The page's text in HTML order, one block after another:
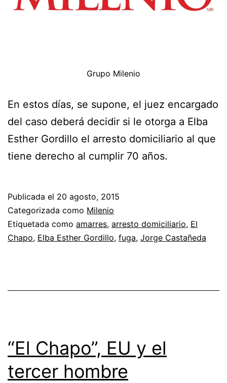
Grupo Milenio
En estos días, se supone, el juez encargado
del caso deberá decidir si le otorga a Elba
Esther Gordillo el arresto domiciliario al que
tiene derecho al cumplir 70 años.
Publicada el 20 agosto, 2015
Categorizada como Milenio
Etiquetada como amarres, arresto domiciliario, El
Chapo, Elba Esther Gordillo, fuga, Jorge Castañeda
“El Chapo”, EU y el
tercer hombre